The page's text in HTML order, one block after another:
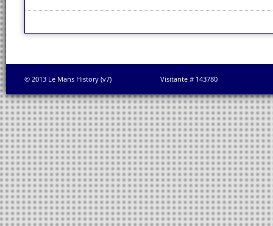
© 2013 Le Mans History (v7) Visitante # 143780